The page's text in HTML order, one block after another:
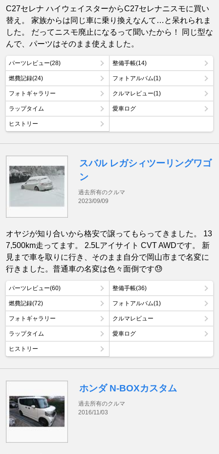
C27セレナ ハイウェイスターからC27セレナニスモに買い
替え。 家族からは同じ車に乗り換えなんて…と呆れられま
した。 だってニスモ廃止になるって聞いたから！ 同じ型な
んで、パーツはそのまま使えました。
パーツレビュー(28) 整備手帳(14)
燃費記録(24) フォトアルバム(1)
フォトギャラリー クルマレビュー(1)
ラップタイム 愛車ログ
ヒストリー
スバル レガシィツーリングワゴ
ン
過去所有のクルマ
2023/09/09
オヤジが知り合いから格安で譲ってもらってきました。 13
7,500km走ってます。 2.5Lアイサイト CVT AWDです。 新
見まで車を取りに行き、そのまま自分で岡山市まで名変に
行きました。普通車の名変は色々面倒です😓
パーツレビュー(60) 整備手帳(36)
燃費記録(72) フォトアルバム(1)
フォトギャラリー クルマレビュー
ラップタイム 愛車ログ
ヒストリー
ホンダ N-BOXカスタム
過去所有のクルマ
2016/11/03